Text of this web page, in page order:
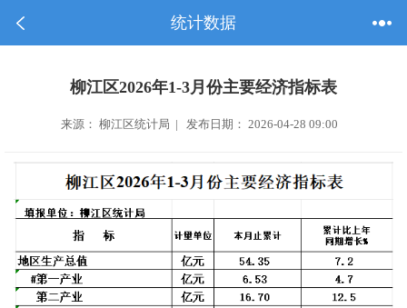
统计数据
柳江区2026年1-3月份主要经济指标表
来源： 柳江区统计局 | 发布日期： 2026-04-28 09:00